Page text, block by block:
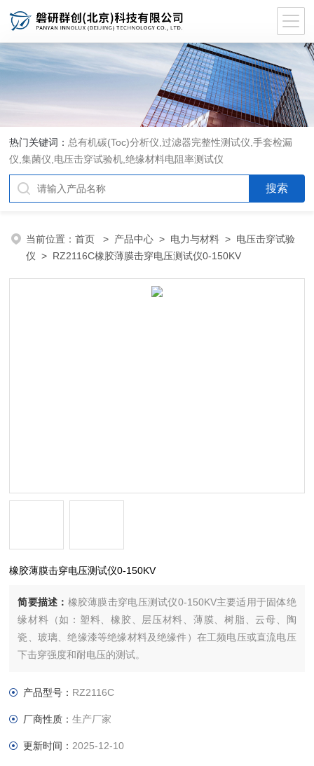
热门关键词： 总有机碳(Toc)分析仪 ,过滤器完整性测试仪 ,手套检漏
仪 ,集菌仪 电压击穿试验机 ,绝缘材料电阻率测试仪
当前位置：首页 > 产品中心 > 电力与材料 > 电压击穿试验
仪 > RZ2116C橡胶薄膜击穿电压测试仪0-150KV
橡胶薄膜击穿电压测试仪0-150KV
简要描述： 橡胶薄膜击穿电压测试仪0-150KV主要适用于固体绝
缘材料（如：塑料、橡胶、层压材料、薄膜、树脂、云母、陶
瓷、玻璃、绝缘漆等绝缘材料及绝缘件）在工频电压或直流电压
下击穿强度和耐电压的测试。
产品型号： RZ2116C
厂商性质：生产厂家
更新时间： 2025-12-10